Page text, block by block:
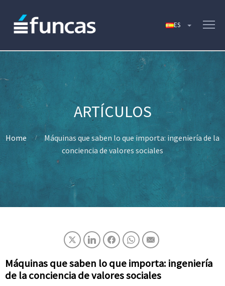
Home
Máquinas que saben lo que importa: ingeniería de la
conciencia de valores sociales
Máquinas que saben lo que importa: ingeniería
de la conciencia de valores sociales